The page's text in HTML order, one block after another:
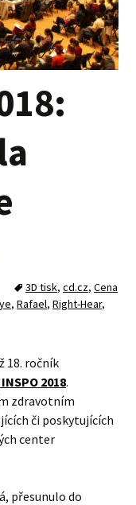
3D tisk, cd.cz, Cena
, Rafael, Right-Hear,
18. ročník
INSPO 2018.
zdravotním
či poskytujících
center
přesunulo do